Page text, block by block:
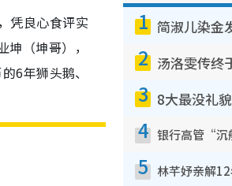
凭良心食评实
（坤哥），
6年狮头鹅、
1
2
3
4
5